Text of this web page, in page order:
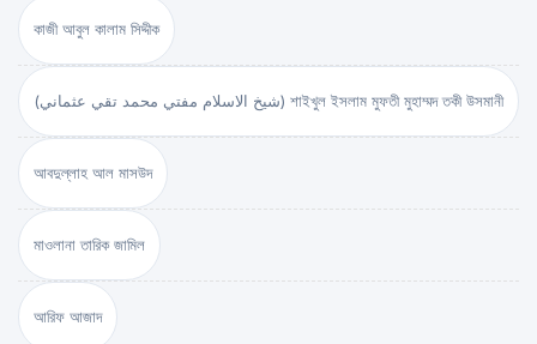
কাজী আবুল কালাম সিদ্দীক
(شيخ الاسلام مفتي محمد تقي عثماني) শাইখুল ইসলাম মুফতী মুহাম্মদ তকী উসমানী
আবদুল্লাহ আল মাসউদ
মাওলানা তারিক জামিল
আরিফ আজাদ